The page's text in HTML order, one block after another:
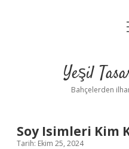
Yeşil
Bahçelerden
Soy Isimleri Kim
Tarih: Ekim 25, 2024